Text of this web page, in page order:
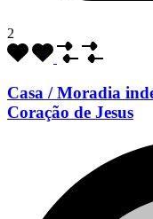
2
Casa / Moradia
Coração de Jesus